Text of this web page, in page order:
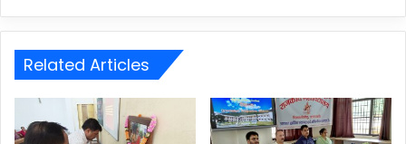
Related Articles